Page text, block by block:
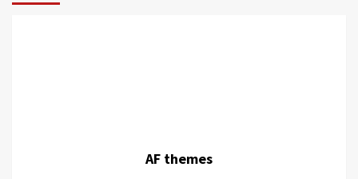
AF themes